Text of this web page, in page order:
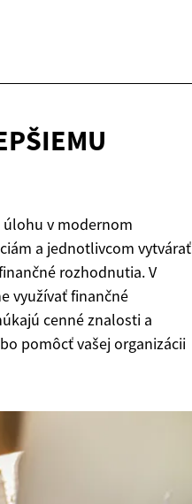
úlohu v modernom
a jednotlivcom vytvárať
rozhodnutia. V
využívať finančné
cenné znalosti a
pomôcť vašej organizácii